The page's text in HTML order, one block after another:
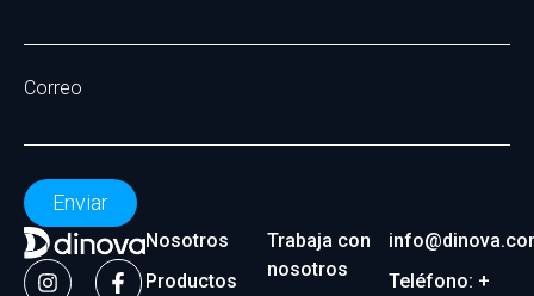
Correo
Enviar
Nosotros
Productos
Trabaja con
nosotros
Teléfono: +